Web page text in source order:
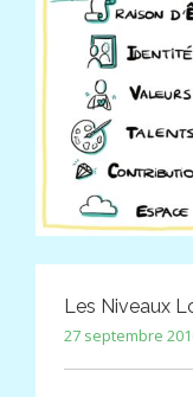
Les Niveaux
27 septembre